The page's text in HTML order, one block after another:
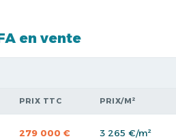
en vente
PRIX TTC PRIX/M²
279 000 € 3 265 €/m²